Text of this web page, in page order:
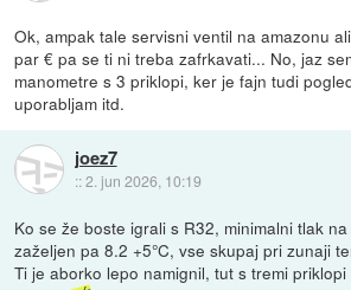
Ok, ampak tale servisni ventil na amazonu
par € pa se ti ni treba zafrkavati... No, jaz
manometre s 3 priklopi, ker je fajn tudi
uporabljam itd.
joez7
::2. jun 2026, 10:19
Ko se že boste igrali s R32, minimalni tlak
zaželjen pa 8.2 +5°C, vse skupaj pri zunaji
Ti je aborko lepo namignil, tut s tremi